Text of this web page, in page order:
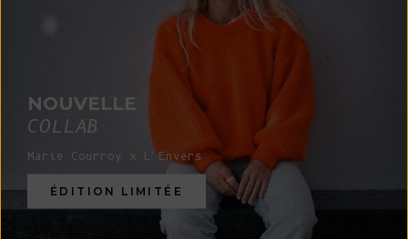
NOUVELLE
COLLAB
Marie Courroy x L'Envers
ÉDITION LIMITÉE